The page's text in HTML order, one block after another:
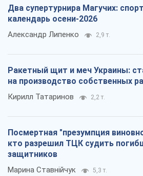
Два супертурнира Магучих:
календарь осени-2026
Александр Липенко 2,9 т.
Ракетный щит и меч Украины:
на производство собственных
Кирилл Татаринов 2,2 т.
Посмертная "презумпция
кто разрешил ТЦК судить
защитников
Марина Ставнійчук 5,3 т.